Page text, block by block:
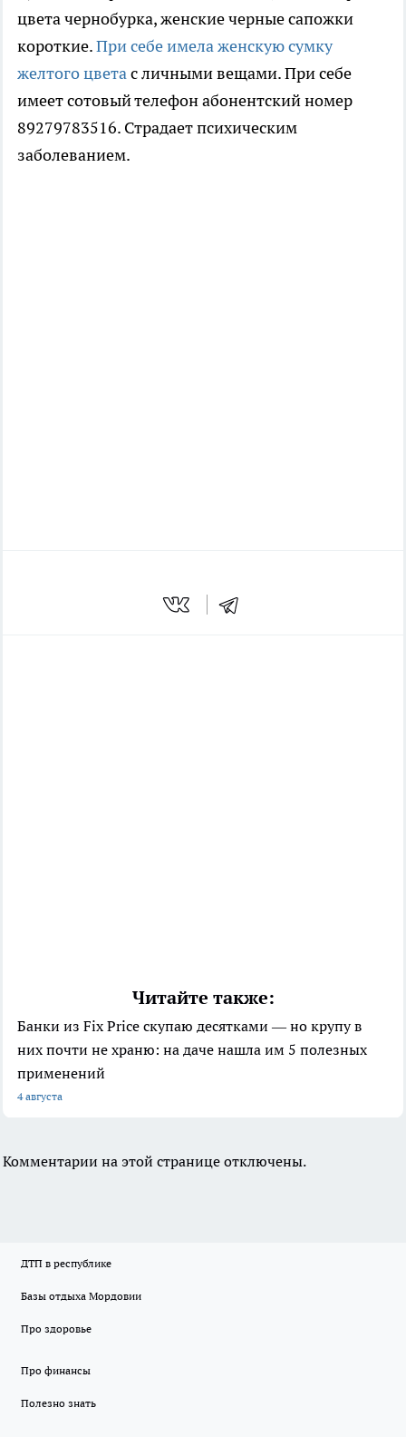
цвета чернобурка, женские черные сапожки
короткие.При себе имела женскую сумку
желтого цветас личными вещами. При себе
имеет сотовый телефон абонентский номер
89279783516. Страдает психическим
заболеванием.
Читайте также:
Банки из Fix Price скупаю десятками — но крупу в
них почти не храню: на даче нашла им 5 полезных
применений
4 августа
Комментарии на этой странице отключены.
ДТП в республике
Базы отдыха Мордовии
Про здоровье
Про финансы
Полезно знать